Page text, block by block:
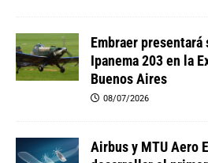
Embraer
Ipanema 203 en la
Buenos Aires
08/07/2026
Airbus y MTU Aero